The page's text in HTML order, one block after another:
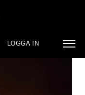
LOGGA IN